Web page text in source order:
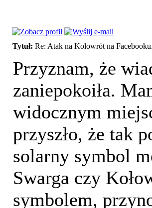
Tytuł: Re: Atak na Kołowrót na
Przyznam, że
zaniepokoiła.
widocznym
przyszło, że tak
solarny symbol
Swarga czy
symbolem,